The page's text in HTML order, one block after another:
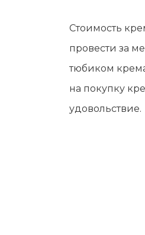
Стоимость
провести за
тюбиком
на покупку
удовольствие.